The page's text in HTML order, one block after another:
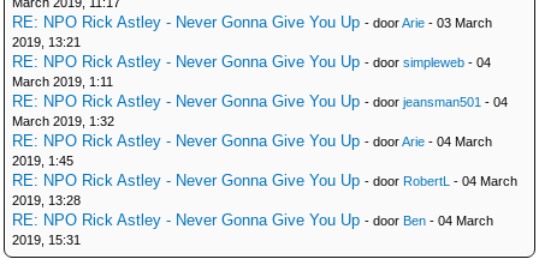
RE: NPO Rick Astley - Never Gonna Give You Up - doorArie - 03 March
2019, 13:21
RE: NPO Rick Astley - Never Gonna Give You Up - door simpleweb - 04
March 2019, 1:11
RE: NPO Rick Astley - Never Gonna Give You Up - door jeansman501 - 04
March 2019, 1:32
RE: NPO Rick Astley - Never Gonna Give You Up - doorArie - 04 March
2019, 1:45
RE: NPO Rick Astley - Never Gonna Give You Up - door RobertL - 04 March
2019, 13:28
RE: NPO Rick Astley - Never Gonna Give You Up - door Ben - 04 March
2019, 15:31